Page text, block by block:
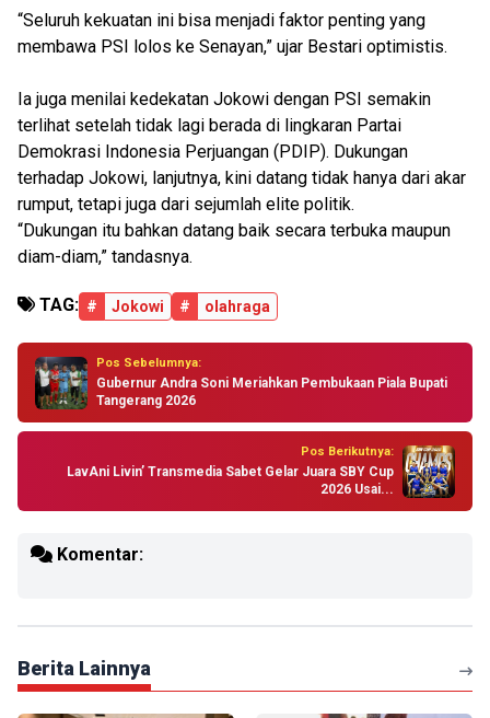
“Seluruh kekuatan ini bisa menjadi faktor penting yang
membawa PSI lolos ke Senayan,” ujar Bestari optimistis.
Ia juga menilai kedekatan Jokowi dengan PSI semakin
terlihat setelah tidak lagi berada di lingkaran Partai
Demokrasi Indonesia Perjuangan (PDIP). Dukungan
terhadap Jokowi, lanjutnya, kini datang tidak hanya dari akar
rumput, tetapi juga dari sejumlah elite politik.
“Dukungan itu bahkan datang baik secara terbuka maupun
diam-diam,” tandasnya.
TAG: # Jokowi # olahraga
Pos Sebelumnya:
Gubernur Andra Soni Meriahkan Pembukaan Piala Bupati
Tangerang 2026
Pos Berikutnya:
LavAni Livin’ Transmedia Sabet Gelar Juara SBY Cup
2026 Usai...
Komentar:
Berita Lainnya